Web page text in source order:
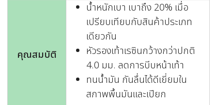
คุณสมบัติ
น้ำหนักเบา เบาถึง 20% เมื่อ
เปรียบเทียบกับสินค้าประเภท
เดียวกัน
หัวรองเท้าเรซินกว้างกว่าปกติ
4.0 มม. ลดการบีบหน้าเท้า
ทนน้ำมัน กันลื่นได้ดีเยี่ยมใน
สภาพพื้นมันและเปียก